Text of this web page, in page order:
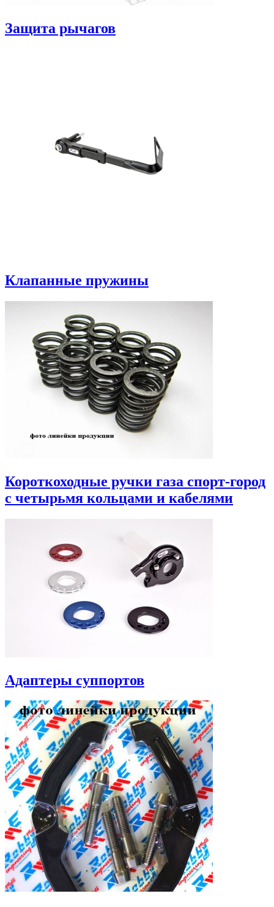
Защита рычагов
Клапанные пружины
Короткоходные ручки газа спорт-город
с четырьмя кольцами и кабелями
Адаптеры суппортов